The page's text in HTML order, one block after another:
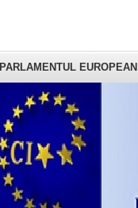
PARLAMENTUL EUROPEAN